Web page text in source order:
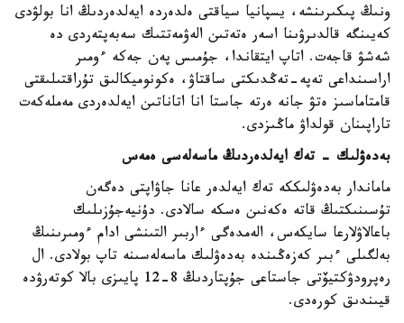
ونىڭ پىكىرىنشە، يسپانيا سياقتى ەلدەردە ايەلدەردىڭ انا بولۋدى
كەيىنگە قالدىرۋىنا اسەر ەتەتىن الەۋمەتتىك سەبەپتەردى دە
شەشۋ قاجەت. اتاپ ايتقاندا، جۇمىس پەن جەكە ءومىر
اراسىنداعى تەپە-تەڭدىكتى ساقتاۋ، ەكونوميكالىق تۇراقتىلىقتى
قامتاماسىز ەتۋ جانە ەرتە جاستا انا اتاناتىن ايەلدەردى مەملەكەت
تاراپىنان قولداۋ ماڭىزدى.
بەدەۋلىك - تەك ايەلدەردىڭ ماسەلەسى ەمەس
ماماندار بەدەۋلىككە تەك ايەلدەر عانا جاۋاپتى دەگەن
تۇسىنىكتىڭ قاتە ەكەنىن ەسكە سالادى. دۇنيەجۇزىلىك
باعالاۋلارعا سايكەس، الەمدەگى ءاربىر التىنشى ادام ءومىرىنىڭ
بەلگىلى ءبىر كەزەڭىندە بەدەۋلىك ماسەلەسىنە تاپ بولادى. ال
رەپرودۋكتيۆتى جاستاعى جۇپتاردىڭ 8-12 پايىزى بالا كوتەرۋدە
قيىندىق كورەدى.